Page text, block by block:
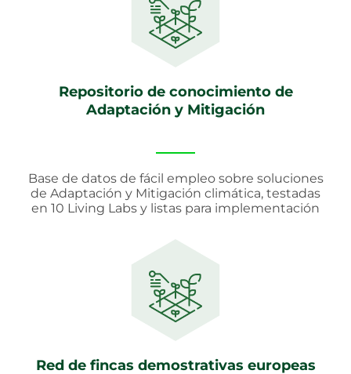
Repositorio de conocimiento de
Adaptación y Mitigación
Base de datos de fácil empleo sobre soluciones
de Adaptación y Mitigación climática, testadas
en 10 Living Labs y listas para implementación
Red de fincas demostrativas europeas